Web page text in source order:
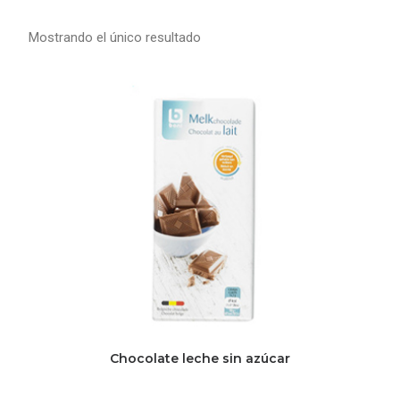
Mostrando el único resultado
Chocolate leche sin azúcar